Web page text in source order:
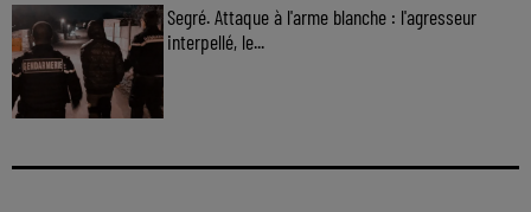
Segré. Attaque à l'arme blanche : l'agresseur
interpellé, le...